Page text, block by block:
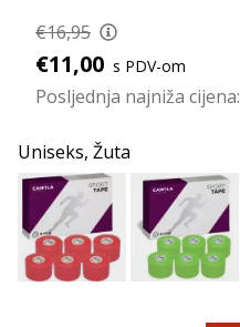
odaberite
obuću,
odjeću
najboljih
marki
na
tržištu.
€16,95
€11,00 s PDV-om
Posljednja najniža cijena:
Uniseks, Žuta